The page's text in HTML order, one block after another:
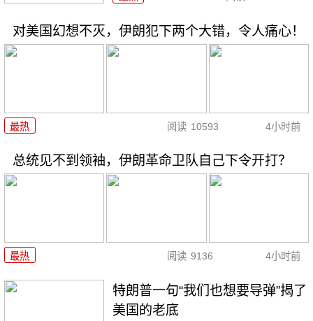
对美国幻想不灭，伊朗犯下两个大错，令人痛心！
最热 阅读 10593 4小时前
总统见不到领袖，伊朗革命卫队自己下令开打？
最热 阅读 9136 4小时前
特朗普一句“我们也想要导弹”揭了
美国的老底